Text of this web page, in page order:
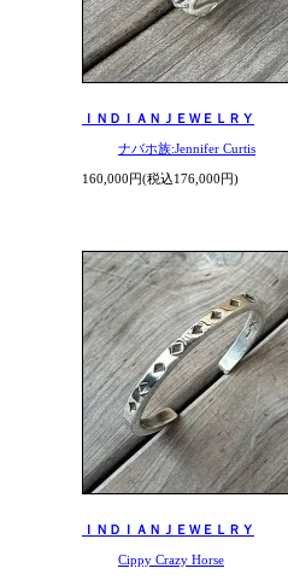
ＩＮＤＩＡＮＪＥＷＥＬＲＹ
ナバホ族:Jennifer Curtis
160,000円(税込176,000円)
ＩＮＤＩＡＮＪＥＷＥＬＲＹ
Cippy Crazy Horse